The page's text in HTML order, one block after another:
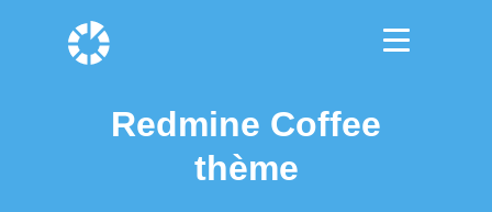
Redmine Coffee
thème